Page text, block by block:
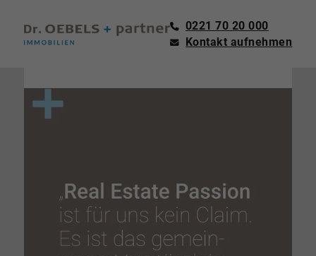
0221 70 20 000
Kontakt aufnehmen